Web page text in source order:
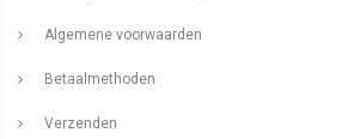
Algemene voorwaarden
Betaalmethoden
Verzenden